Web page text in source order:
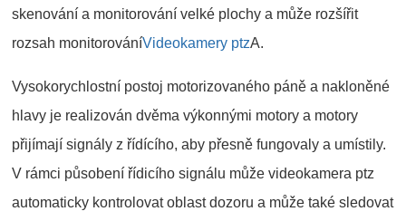
skenování a monitorování velké plochy a může rozšířit
rozsah monitorováníVideokamery ptzA.
Vysokorychlostní postoj motorizovaného páně a nakloněné
hlavy je realizován dvěma výkonnými motory a motory
přijímají signály z řídícího, aby přesně fungovaly a umístily.
V rámci působení řídicího signálu může videokamera ptz
automaticky kontrolovat oblast dozoru a může také sledovat